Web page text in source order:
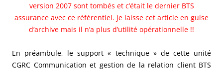
version 2007 sont tombés et c’était le dernier BTS
assurance avec ce référentiel. Je laisse cet article en guise
d’archive mais il n’a plus d’utilité opérationnelle !!
En préambule, le support « technique » de cette unité
CGRC Communication et gestion de la relation client BTS